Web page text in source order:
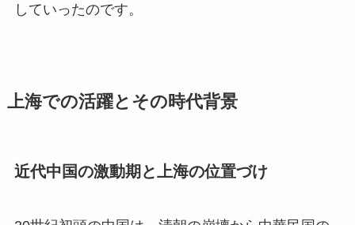
していったのです。
上海での活躍とその時代背景
近代中国の激動期と上海の位置づけ